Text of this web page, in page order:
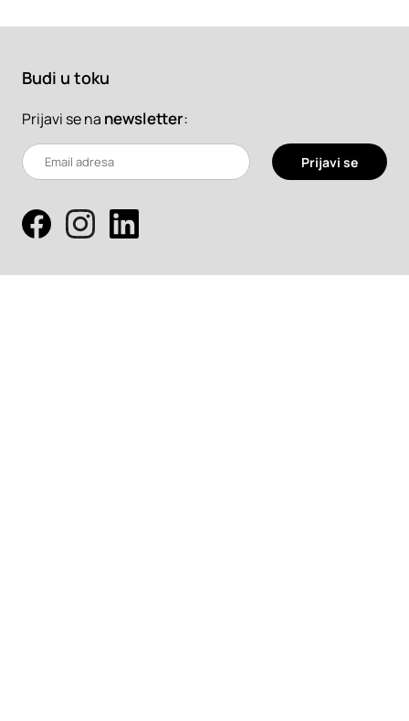
Budi u toku
Prijavi se na newsletter:
Prijavi se